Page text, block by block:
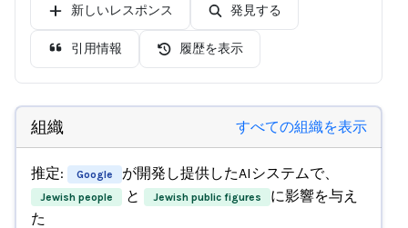
新しいレスポンス 発見する
引用情報 履歴を表示
組織 すべての組織を表示
推定: Google が開発し提供したAIシステムで、
Jewish people と Jewish public figures
に影響を与え
た